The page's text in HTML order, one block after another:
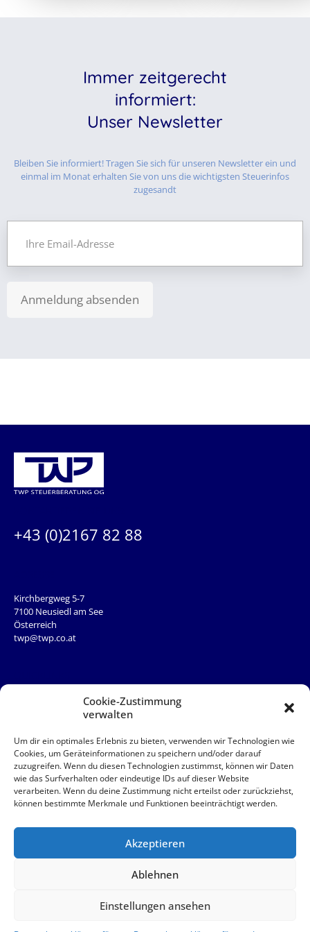
Cookie-Zustimmung
verwalten
Um dir ein optimales Erlebnis zu bieten, verwenden wir Technologien wie
Cookies, um Geräteinformationen zu speichern und/oder darauf
zuzugreifen. Wenn du diesen Technologien zustimmst, können wir Daten
wie das Surfverhalten oder eindeutige IDs auf dieser Website
verarbeiten. Wenn du deine Zustimmung nicht erteilst oder zurückziehst,
können bestimmte Merkmale und Funktionen beeinträchtigt werden.
Akzeptieren
Ablehnen
Einstellungen ansehen
Immer zeitgerecht
informiert:
Unser Newsletter
Bleiben Sie informiert! Tragen Sie sich für unseren Newsletter ein und
einmal im Monat erhalten Sie von uns die wichtigsten Steuerinfos
zugesandt
Anmeldung absenden
+43 (0)2167 82 88
Kirchbergweg 5-7
7100 Neusiedl am See
Österreich
twp@twp.co.at
Kontakt
QUICKLINKS
AAB
Impressum
© 2026 TWP Steuerberatung OG